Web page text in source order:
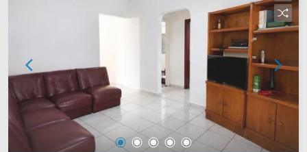
Telefone: (19) 3475-4546 ARBIX IMÓVEIS ?
Presente em cada mudança!